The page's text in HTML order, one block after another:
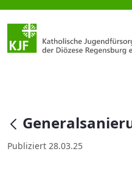
null
Publiziert 28.03.25